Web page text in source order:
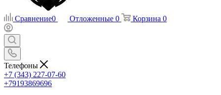
Сравнение0 Отложенные 0 Корзина 0
Телефоны
+7 (343) 227-07-60
+79193869696